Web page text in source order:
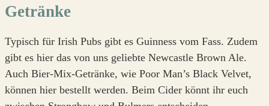
Getränke
Typisch für Irish Pubs gibt es Guinness vom Fass. Zudem
gibt es hier das von uns geliebte Newcastle Brown Ale.
Auch Bier-Mix-Getränke, wie Poor Man’s Black Velvet,
können hier bestellt werden. Beim Cider könnt ihr euch